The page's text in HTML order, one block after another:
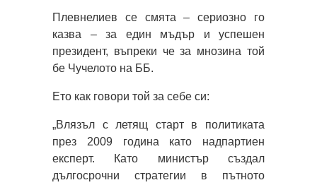
Плевнелиев се смята – сериозно го
казва – за един мъдър и успешен
президент, въпреки че за мнозина той
бе Чучелото на ББ.
Ето как говори той за себе си:
„Влязъл с летящ старт в политиката
през 2009 година като надпартиен
експерт. Като министър създал
дългосрочни стратегии в пътното